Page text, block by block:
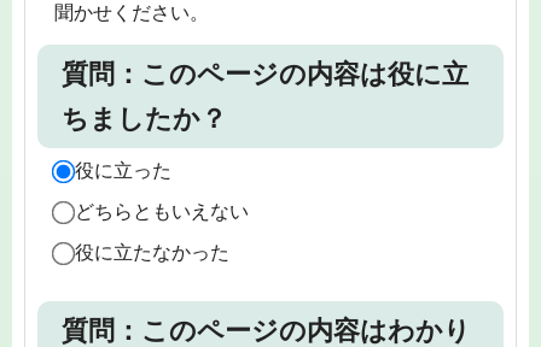
聞かせください。
質問：このページの内容は役に立
ちましたか？
役に立った
どちらともいえない
役に立たなかった
質問：このページの内容はわかり